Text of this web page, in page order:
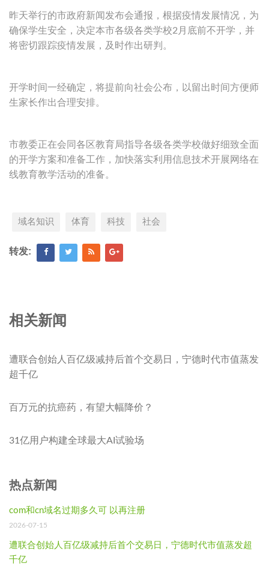
昨天举行的市政府新闻发布会通报，根据疫情发展情况，为
确保学生安全，决定本市各级各类学校2月底前不开学，并
将密切跟踪疫情发展，及时作出研判。
开学时间一经确定，将提前向社会公布，以留出时间方便师
生家长作出合理安排。
市教委正在会同各区教育局指导各级各类学校做好细致全面
的开学方案和准备工作，加快落实利用信息技术开展网络在
线教育教学活动的准备。
域名知识 体育 科技 社会
转发:
相关新闻
遭联合创始人百亿级减持后首个交易日，宁德时代市值蒸发
超千亿
百万元的抗癌药，有望大幅降价？
31亿用户构建全球最大AI试验场
热点新闻
com和cn域名过期多久可 以再注册
2026-07-15
遭联合创始人百亿级减持后首个交易日，宁德时代市值蒸发超
千亿